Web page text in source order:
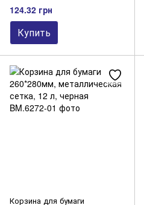
124.32 грн
Купить
Корзина для бумаги